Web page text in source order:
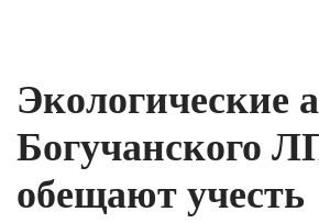
Экологические
Богучанского
обещают учесть